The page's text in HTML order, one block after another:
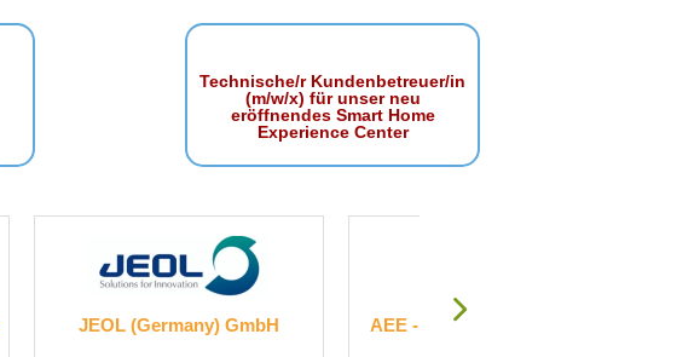
Technische/r Kundenbetreuer/in
(m/w/x) für unser neu
eröffnendes Smart Home
Experience Center
JEOL (Germany) GmbH
AEE - Institut für Nachhaltige